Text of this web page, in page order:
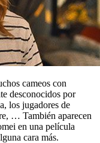
cameos con
desconocidos por
los jugadores de
… También aparecen
en una película
cara más.